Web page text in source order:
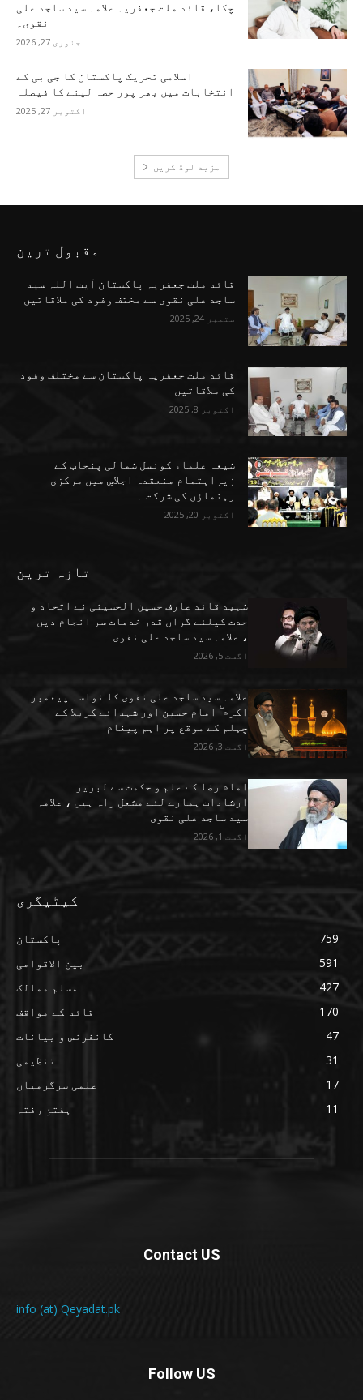
چکا، قائد ملت جعفریہ علامہ سید ساجد علی
نقوی۔
جنوری 27, 2026
اسلامی تحریک پاکستان کا جی بی کے
انتخابات میں بھر پور حصہ لینے کا فیصلہ
اکتوبر 27, 2025
مزید لوڈ کریں
مقبول ترین
قائد ملت جعفریہ پاکستان آیت اللہ سید
ساجد علی نقوی سے مختف وفود کی ملاقاتیں
ستمبر 24, 2025
قائد ملت جعفریہ پاکستان سے مختلف وفود
کی ملاقاتیں
اکتوبر 8, 2025
شیعہ علماء کونسل شمالی پنجاب کے
زیراہتمام منعقدہ اجلاسِ میں مرکزی
رہنماؤں کی شرکت ۔
اکتوبر 20, 2025
تازہ ترین
شہید قائد عارف حسین الحسینی نے اتحاد و
حدت کیلئے گراں قدر خدمات سر انجام دیں
، علامہ سید ساجد علی نقوی
اگست 5, 2026
علامہ سید ساجد علی نقوی کا نواسہ پیغمبر
اکرم ۖ امام حسین اور شہدائے کربلا کے
چہلم کے موقع پر اہم پیغام
اگست 3, 2026
امام رضا کے علم و حکمت سے لبریز
ارشادات ہمارے لئے مشعل راہ ہیں ، علامہ
سید ساجد علی نقوی
اگست 1, 2026
کیٹیگری
پاکستان
759
بین الاقوامی
591
مسلم ممالک
427
قائد کے مواقف
170
کانفرنس و بیانات
47
تنظیمی
31
علمی سرگرمیاں
17
ہفتۂِ رفتہ
11
Contact US
info (at) Qeyadat.pk
Follow US